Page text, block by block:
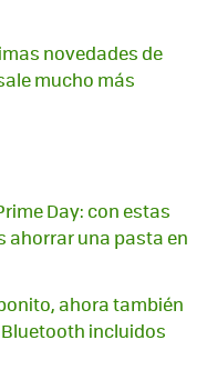
novedades de
mucho más
Day: con estas
ahorrar una pasta en
ahora también
incluidos